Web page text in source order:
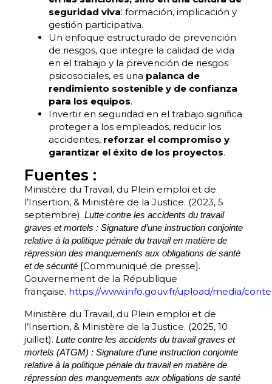
seguridad viva: formación, implicación y
gestión participativa.
Un enfoque estructurado de prevención
de riesgos, que integre la calidad de vida
en el trabajo y la prevención de riesgos
psicosociales, es una palanca de
rendimiento sostenible y de confianza
para los equipos.
Invertir en seguridad en el trabajo significa
proteger a los empleados, reducir los
accidentes, reforzar el compromiso y
garantizar el éxito de los proyectos.
Fuentes :
Ministère du Travail, du Plein emploi et de
l’Insertion, & Ministère de la Justice. (2023, 5
septembre). Lutte contre les accidents du travail
graves et mortels : Signature d’une instruction conjointe
relative à la politique pénale du travail en matière de
répression des manquements aux obligations de santé
et de sécurité [Communiqué de presse].
Gouvernement de la République
française. https://www.info.gouv.fr/upload/media/
Ministère du Travail, du Plein emploi et de
l’Insertion, & Ministère de la Justice. (2025, 10
juillet). Lutte contre les accidents du travail graves et
mortels (ATGM) : Signature d’une instruction conjointe
relative à la politique pénale du travail en matière de
répression des manquements aux obligations de santé